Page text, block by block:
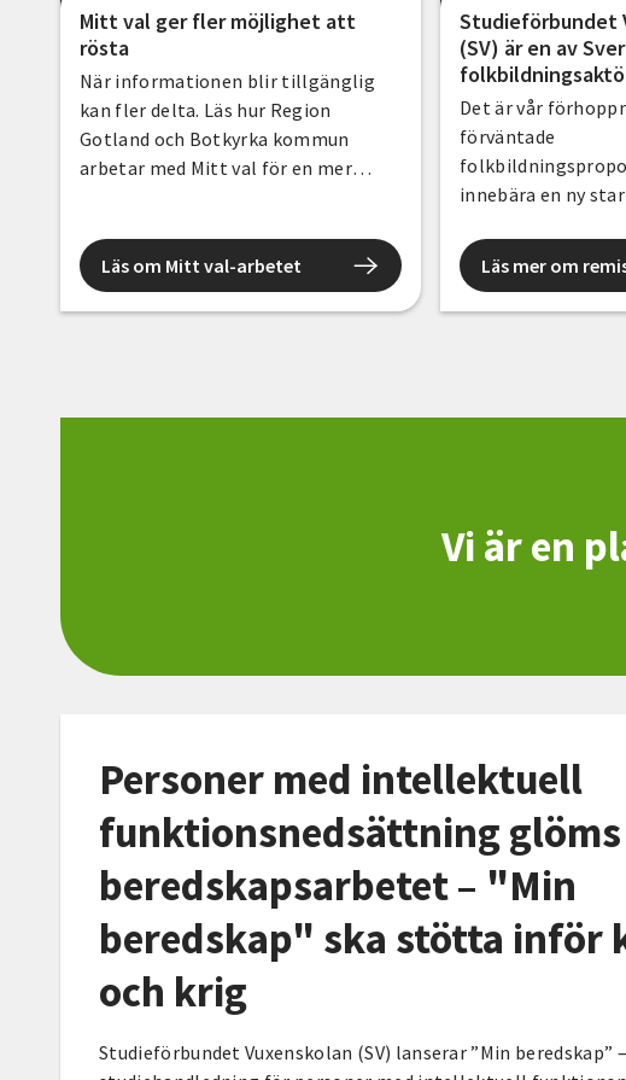
Mitt val ger fler möjlighet att
rösta
När informationen blir tillgänglig
kan fler delta. Läs hur Region
Gotland och Botkyrka kommun
arbetar med Mitt val för en mer
Läs om Mitt val-arbetet
Studieförbundet
(SV) är en av
Det är vår
förväntade
innebära en ny
uppfattning kring
betänkande är att
Läs mer om
Vi är en
Personer med intellektuell
funktionsnedsättning
beredskapsarbetet – "Min
beredskap" ska stötta inför
och krig
Studieförbundet Vuxenskolan (SV) lanserar ”Min beredskap”